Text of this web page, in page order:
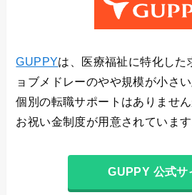
GUPPYは、医療福祉に特化した
ョブメドレーのやや規模が小さ
個別の転職サポートはありませ
お祝い金制度が用意されています
GUPPY 公式サ